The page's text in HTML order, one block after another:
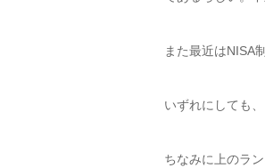
また最近はNISA
いずれにしても
ちなみに上のラ